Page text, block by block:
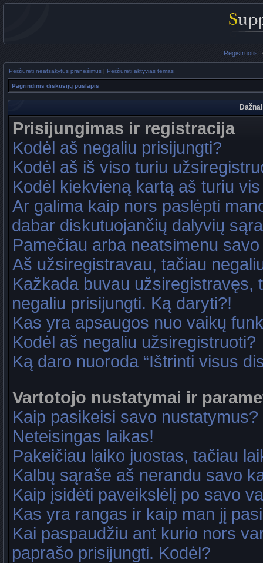
Registruotis
Peržiūrėti neatsakytus pranešimus | Peržiūrėti aktyvias temas
Pagrindinis diskusijų puslapis
Prisijungimas ir registracija
Kodėl aš negaliu prisijungti?
Kodėl aš iš viso turiu
Kodėl kiekvieną kartą aš turiu
Ar galima kaip nors paslėpti
dabar diskutuojančių dalyvių
Pamečiau arba neatsimenu
Aš užsiregistravau, tačiau
Kažkada buvau užsiregistravęs,
negaliu prisijungti. Ką daryti?!
Kas yra apsaugos nuo vaikų
Kodėl aš negaliu užsiregistruoti?
Ką daro nuoroda “Ištrinti visus
Vartotojo nustatymai ir
Kaip pasikeisi savo nustatymus?
Neteisingas laikas!
Pakeičiau laiko juostas, tačiau
Kalbų sąraše aš nerandu savo
Kaip įsidėti paveikslėlį po savo
Kas yra rangas ir kaip man jį
Kai paspaudžiu ant kurio nors
paprašo prisijungti. Kodėl?